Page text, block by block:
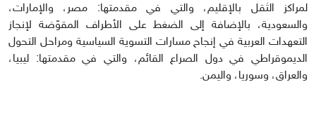
لمراكز الثقل بالإقليم، والتي في مقدمتها: مصر، والإمارات،
والسعودية، بالإضافة إلى الضغط على الأطراف المقوّضة لإنجاز
التعهدات العربية في إنجاح مسارات التسوية السياسية ومراحل التحول
الديموقراطي في دول الصراع القائم، والتي في مقدمتها: ليبيا،
والعراق، وسوريا، واليمن.